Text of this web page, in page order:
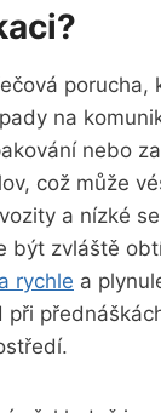
porucha,
na
nebo
což může
a nízké
být zvláště
rychle a
při